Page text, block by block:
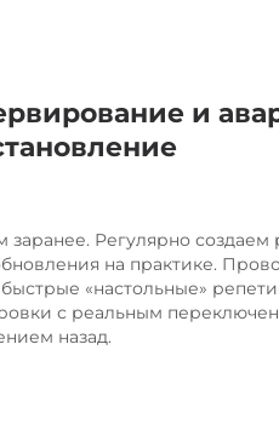
и
заранее. Регулярно создаем
на практике.
быстрые «настольные»
с реальным
назад.